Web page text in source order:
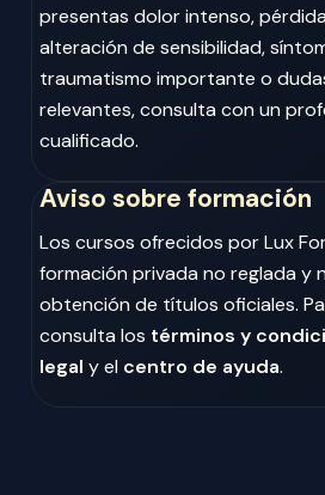
presentas dolor intenso,
alteración de sensibilidad,
traumatismo importante o
relevantes, consulta con un
cualificado.
Aviso sobre formación
Los cursos ofrecidos por Lux
formación privada no reglada y
obtención de títulos oficiales.
consulta los términos y
legal y el centro de ayuda.